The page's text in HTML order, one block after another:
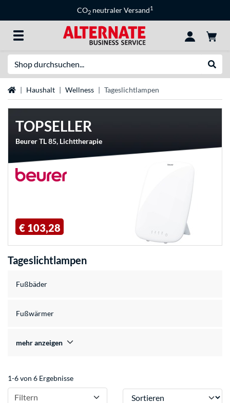
CO2 neutraler Versand1
StartseiteHaushalt Wellness Tageslichtlampen
TOPSELLER
Beurer TL 85, Lichttherapie
€ 103,28
Tageslichtlampen
Fußbäder
Fußwärmer
mehr anzeigen
1-6 von 6 Ergebnisse
Filtern Sortieren